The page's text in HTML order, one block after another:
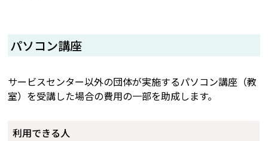
パソコン講座
サービスセンター以外の団体が実施するパソコン講座（教
室）を受講した場合の費用の一部を助成します。
利用できる人